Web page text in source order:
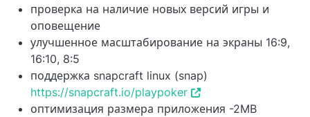
проверка на наличие новых версий игры и
оповещение
улучшенное масштабирование на экраны 16:9,
16:10, 8:5
поддержка snapcraft linux (snap)
https://snapcraft.io/playpoker
оптимизация размера приложения -2MB